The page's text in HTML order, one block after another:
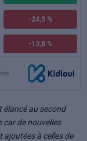
-24,5 %
-13,8 %
élancé au second
de nouvelles
à celles de